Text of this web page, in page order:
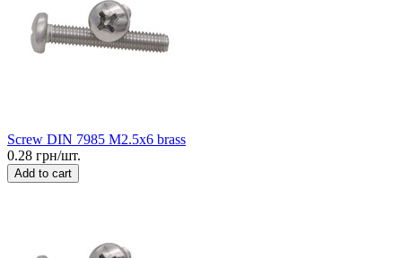
Screw DIN 7985 M2.5x6 brass
0.28 грн/шт.
Add to cart